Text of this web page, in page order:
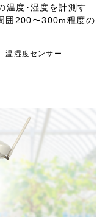
温度･湿度を計測す
囲200〜300m程度の
温湿度センサー